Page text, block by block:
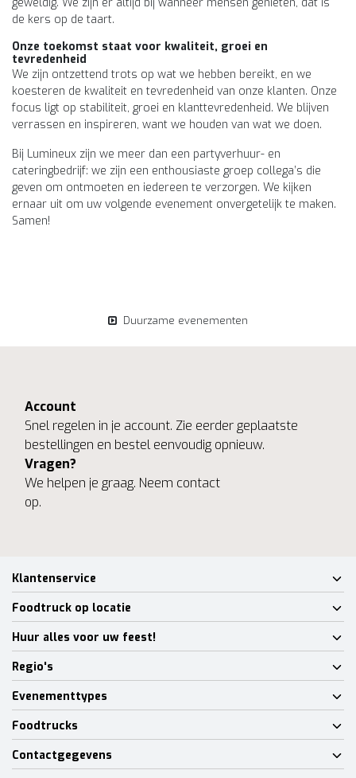
de kers op de taart.
Onze toekomst staat voor kwaliteit, groei en
tevredenheid
We zijn ontzettend trots op wat we hebben bereikt, en we
koesteren de kwaliteit en tevredenheid van onze klanten. Onze
focus ligt op stabiliteit, groei en klanttevredenheid. We blijven
verrassen en inspireren, want we houden van wat we doen.
Bij Lumineux zijn we meer dan een partyverhuur- en
cateringbedrijf: we zijn een enthousiaste groep collega’s die
geven om ontmoeten en iedereen te verzorgen. We kijken
ernaar uit om uw volgende evenement onvergetelijk te maken.
Samen!
Duurzame evenementen
Account
Snel regelen in je account. Zie eerder geplaatste
bestellingen en bestel eenvoudig opnieuw.
Vragen?
We helpen je graag. Neem contact
op.
Klantenservice
Foodtruck op locatie
Huur alles voor uw feest!
Regio's
Evenementtypes
Foodtrucks
Contactgegevens